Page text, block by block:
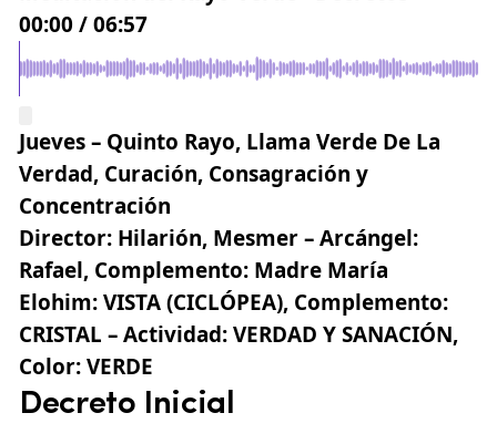
00:00 /06:57
Jueves – Quinto Rayo, Llama Verde De La
Verdad, Curación, Consagración y
Concentración
Director: Hilarión, Mesmer –Arcángel:
Rafael, Complemento: Madre María
Elohim:VISTA (CICLÓPEA), Complemento:
CRISTAL –Actividad:VERDAD Y SANACIÓN,
Color:VERDE
Decreto Inicial